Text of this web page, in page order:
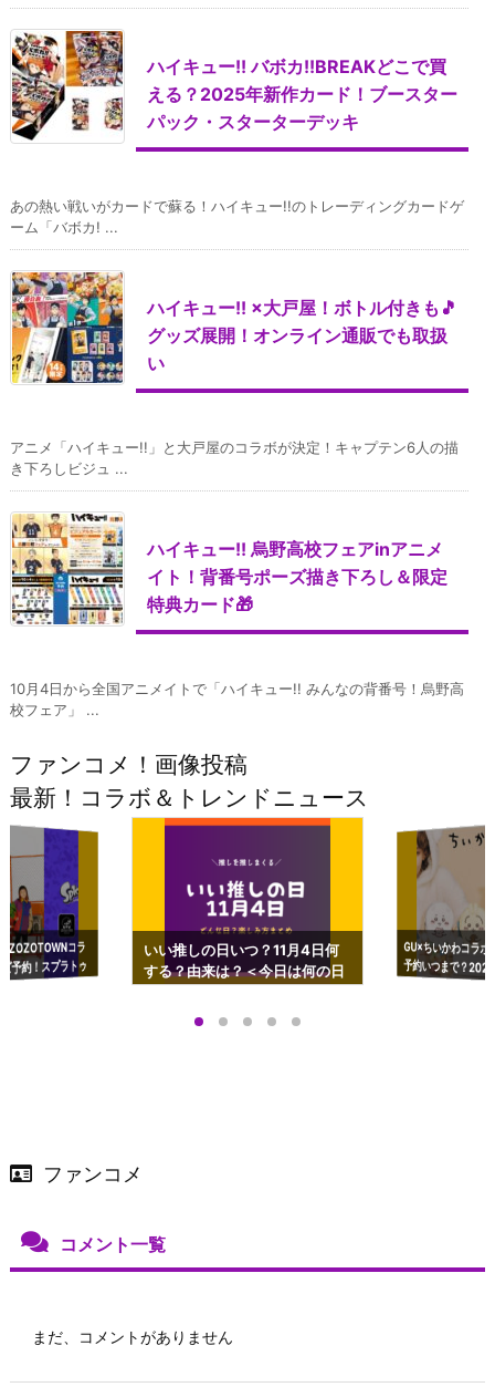
ハイキュー!! バボカ!!BREAKどこで買
える？2025年新作カード！ブースター
パック・スターターデッキ
あの熱い戦いがカードで蘇る！ハイキュー!!のトレーディングカードゲ
ーム「バボカ! ...
ハイキュー!! ×大戸屋！ボトル付きも🎵
グッズ展開！オンライン通販でも取扱
い
アニメ「ハイキュー!!」と大戸屋のコラボが決定！キャプテン6人の描
き下ろしビジュ ...
ハイキュー!! 烏野高校フェアinアニメ
イト！背番号ポーズ描き下ろし＆限定
特典カード🎁
10月4日から全国アニメイトで「ハイキュー!! みんなの背番号！烏野高
校フェア」 ...
ファンコメ！画像投稿
最新！コラボ＆トレンドニュース
コラ
予約！スプラトゥ
ップも渋谷Hz
いい推しの日いつ？11月4日何
する？由来は？＜今日は何の日
GU×ちいかわコラ
予約いつまで？
ーチやショルダー
ファンコメ
コメント一覧
まだ、コメントがありません